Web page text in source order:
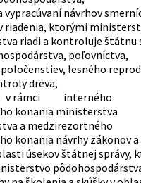
vypracúvaní návrhov
riadenia, ktorými
riadi a kontroluje štátnu
poľovníctva,
lesného
dreva,
v rámci interného
konania ministerstva
a medzirezortného
konania návrhy zákonov a
úsekov štátnej správy,